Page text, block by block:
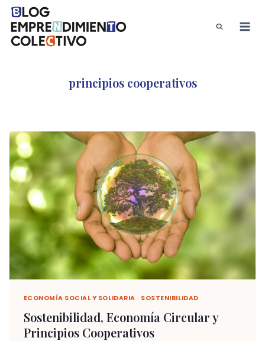
Saltar
contenido
principios cooperativos
ECONOMÍA SOCIAL Y SOLIDARIA · SOSTENIBILIDAD
Sostenibilidad, Economía Circular y
Principios Cooperativos